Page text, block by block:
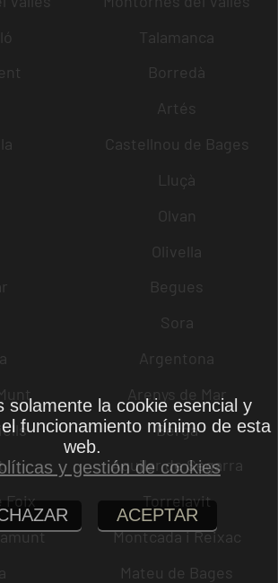
Talamanca
Borredà
Artés
Castellnou de Bages
Lluçà
Olvan
Olivella
Begues
Sora
Argentona
Arenys de Mar
Berga
Aguilar de Segarra
Foix
Torrelavit
Montcada i Reixac
Mateu de Bages
solamente la cookie esencial y
funcionamiento mínimo de esta
web.
y gestión de cookies
ACEPTAR